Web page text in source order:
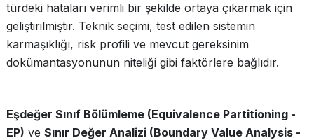
türdeki hataları verimli bir şekilde ortaya çıkarmak için
geliştirilmiştir. Teknik seçimi, test edilen sistemin
karmaşıklığı, risk profili ve mevcut gereksinim
dokümantasyonunun niteliği gibi faktörlere bağlıdır.
Eşdeğer Sınıf Bölümleme (Equivalence Partitioning -
EP) ve Sınır Değer Analizi (Boundary Value Analysis -